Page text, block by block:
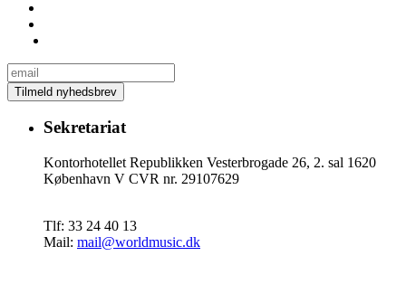
Sekretariat
Kontorhotellet Republikken Vesterbrogade 26, 2. sal 1620
København V CVR nr. 29107629
Tlf: 33 24 40 13
Mail: mail@worldmusic.dk